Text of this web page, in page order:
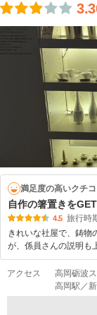
満足度の高いクチコ
自作の箸置きをGET
4.5 旅行時
きれいな社屋で、鋳物
が、係員さんの説明も
アクセス
高岡砺波
高岡駅／